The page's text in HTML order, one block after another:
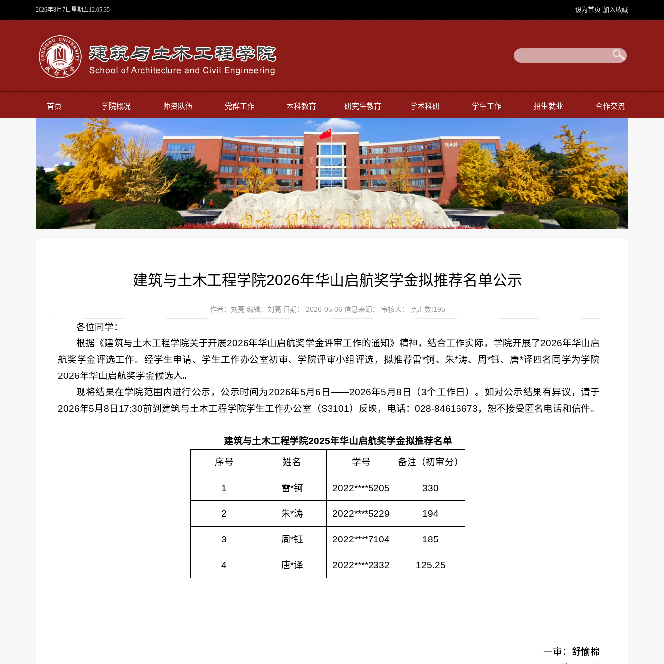
2026年8月7日星期五12:05:35 设为首页 加入收藏
首页 学院概况 师资队伍 党群工作 本科教育 研究生教育 学术科研 学生工作 招生就业 合作交流
师生风采 本科教育教学审核
评估
校友工作
建筑与土木工程学院2026年华山启航奖学金拟推荐名单公示
作者：刘亮 编辑：刘亮 日期： 2026-05-06 信息来源： 审核人： 点击数:195
各位同学：
根据《建筑与土木工程学院关于开展2026年华山启航奖学金评审工作的通知》精神，结合工作实际，学院开展了2026年华山启
航奖学金评选工作。经学生申请、学生工作办公室初审、学院评审小组评选，拟推荐雷*钶、朱*涛、周*钰、唐*译四名同学为学院
2026年华山启航奖学金候选人。
现将结果在学院范围内进行公示，公示时间为2026年5月6日——2026年5月8日（3个工作日）。如对公示结果有异议，请于
2026年5月8日17:30前到建筑与土木工程学院学生工作办公室（S3101）反映，电话：028-84616673，恕不接受匿名电话和信件。
建筑与土木工程学院2025年华山启航奖学金拟推荐名单
序号 姓名 学号 备注（初审分）
1 雷*钶 2022****5205 330
2 朱*涛 2022****5229 194
3 周*钰 2022****7104 185
4 唐*译 2022****2332 125.25
一审：舒愉棉